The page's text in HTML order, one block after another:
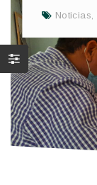
Noticias